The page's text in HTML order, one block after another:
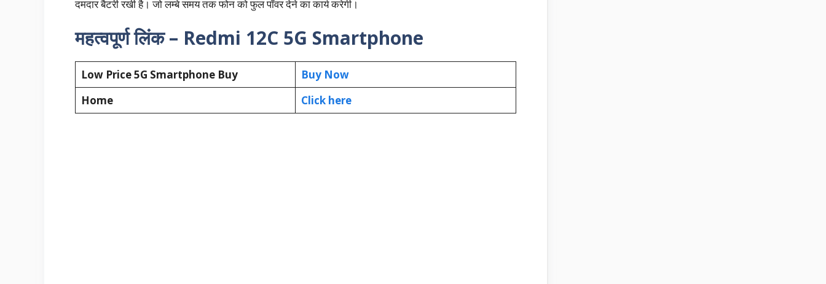
दमदार बैटरी रखी है। जो लम्बे समय तक फोन को फुल पॉवर देने का कार्य करेगी।
महत्वपूर्ण लिंक – Redmi 12C 5G Smartphone
Low Price 5G Smartphone Buy
Buy Now
Home
Click here